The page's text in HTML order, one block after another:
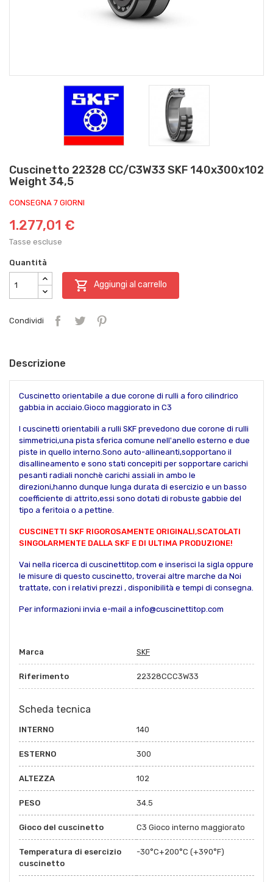
Cuscinetto 22328 CC/C3W33 SKF 140x300x102
Weight 34,5
CONSEGNA 7 GIORNI
1.277,01 €
Tasse escluse
Quantità
 Aggiungi al carrello
Condividi
Descrizione
Cuscinetto orientabile a due corone di rulli a foro cilindrico
gabbia in acciaio.Gioco maggiorato in C3
I cuscinetti orientabili a rulli SKF prevedono due corone di rulli
simmetrici,una pista sferica comune nell'anello esterno e due
piste in quello interno.Sono auto-allineanti,sopportano il
disallineamento e sono stati concepiti per sopportare carichi
pesanti radiali nonchè carichi assiali in ambo le
direzioni,hanno dunque lunga durata di esercizio e un basso
coefficiente di attrito,essi sono dotati di robuste gabbie del
tipo a feritoia o a pettine.
CUSCINETTI SKF RIGOROSAMENTE ORIGINALI,SCATOLATI
SINGOLARMENTE DALLA SKF E DI ULTIMA PRODUZIONE!
Vai nella ricerca di cuscinettitop.com e inserisci la sigla oppure
le misure di questo cuscinetto, troverai altre marche da Noi
trattate, con i relativi prezzi , disponibilità e tempi di consegna.
Per informazioni invia e-mail a info@cuscinettitop.com
Marca SKF
Riferimento 22328CCC3W33
Scheda tecnica
INTERNO 140
ESTERNO 300
ALTEZZA 102
PESO 34.5
Gioco del cuscinetto C3 Gioco interno maggiorato
Temperatura di esercizio
cuscinetto
-30°C+200°C (+390°F)